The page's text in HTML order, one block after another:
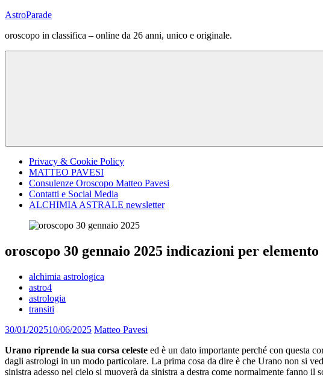
Vai
contenuto
AstroParade
oroscopo in classifica – online da 26 anni, unico e originale.
Privacy & Cookie Policy
MATTEO PAVESI
Consulenze Oroscopo Matteo Pavesi
Contatti e Social Media
ALCHIMIA ASTRALE newsletter
oroscopo 30 gennaio 2025 indicazioni per elemento
alchimia astrologica
astro4
astrologia
transiti
30/01/202510/06/2025 Matteo Pavesi
Urano riprende la sua corsa celeste ed è un dato importante perché con questa
dagli astrologi in un modo particolare. La prima cosa da dire è che Urano non si
sinistra adesso nel cielo si muoverà da sinistra a destra come normalmente fanno il